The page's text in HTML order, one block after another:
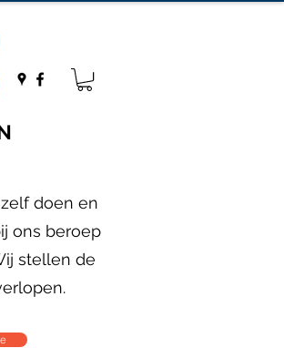
doen en
ons beroep
stellen de